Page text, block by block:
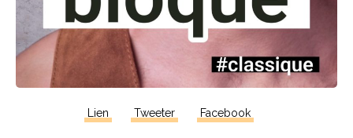
Lien Tweeter Facebook